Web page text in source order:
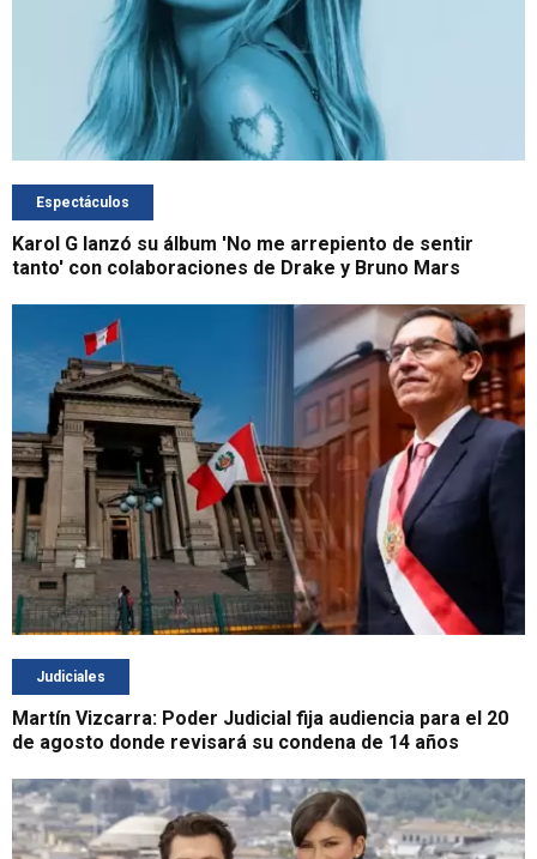
Espectáculos
Karol G lanzó su álbum 'No me arrepiento de sentir
tanto' con colaboraciones de Drake y Bruno Mars
Judiciales
Martín Vizcarra: Poder Judicial fija audiencia para el 20
de agosto donde revisará su condena de 14 años